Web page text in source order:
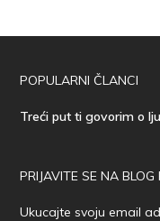
POPULARNI ČLANCI
Treći put ti govorim o
PRIJAVITE SE NA BLOG
Ukucajte svoju email